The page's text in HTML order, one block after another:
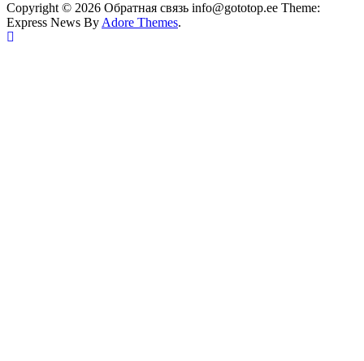
Copyright © 2026 Обратная связь info@gototop.ee Theme:
Express News By Adore Themes.